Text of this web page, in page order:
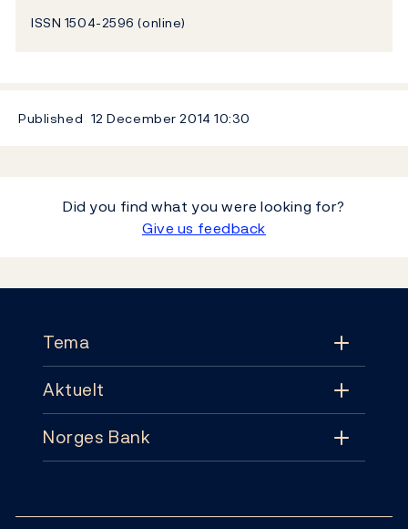
ISSN 1504-2596 (online)
Published 12 December 201410:30
Did you find what you were looking for?
Give us feedback
Tema
Tema
Pengepolitikk
Aktuelt
Aktuelt
Norges Bank